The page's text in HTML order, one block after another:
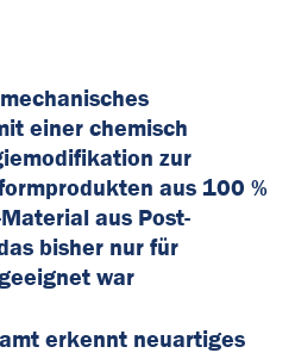
einer chemisch
zur
aus 100 %
aus Post-
bisher nur für
war
erkennt neuartiges